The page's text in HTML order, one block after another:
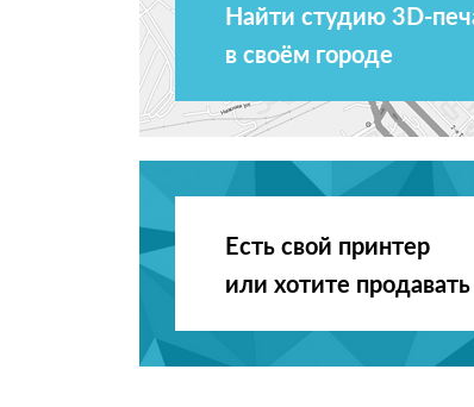
Найти студию 3D-
в своём городе
Есть свой принтер
или хотите